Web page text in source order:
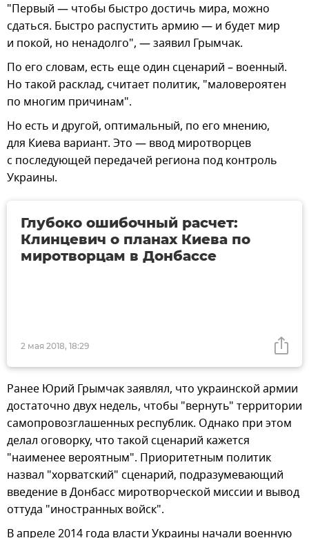
"Первый — чтобы быстро достичь мира, можно
сдаться. Быстро распустить армию — и будет мир
и покой, но ненадолго", — заявил Грымчак.
По его словам, есть еще один сценарий – военный.
Но такой расклад, считает политик, "маловероятен
по многим причинам".
Но есть и другой, оптимальный, по его мнению,
для Киева вариант. Это — ввод миротворцев
с последующей передачей региона под контроль
Украины.
2 мая 2018, 18:29
Глубоко ошибочный расчет:
Клинцевич о планах Киева по
миротворцам в Донбассе
Ранее Юрий Грымчак заявлял, что украинской армии
достаточно двух недель, чтобы "вернуть" территории
самопровозглашенных республик. Однако при этом
делал оговорку, что такой сценарий кажется
"наименее вероятным". Приоритетным политик
назвал "хорватский" сценарий, подразумевающий
введение в Донбасс миротворческой миссии и вывод
оттуда "иностранных войск".
В апреле 2014 года власти Украины начали военную